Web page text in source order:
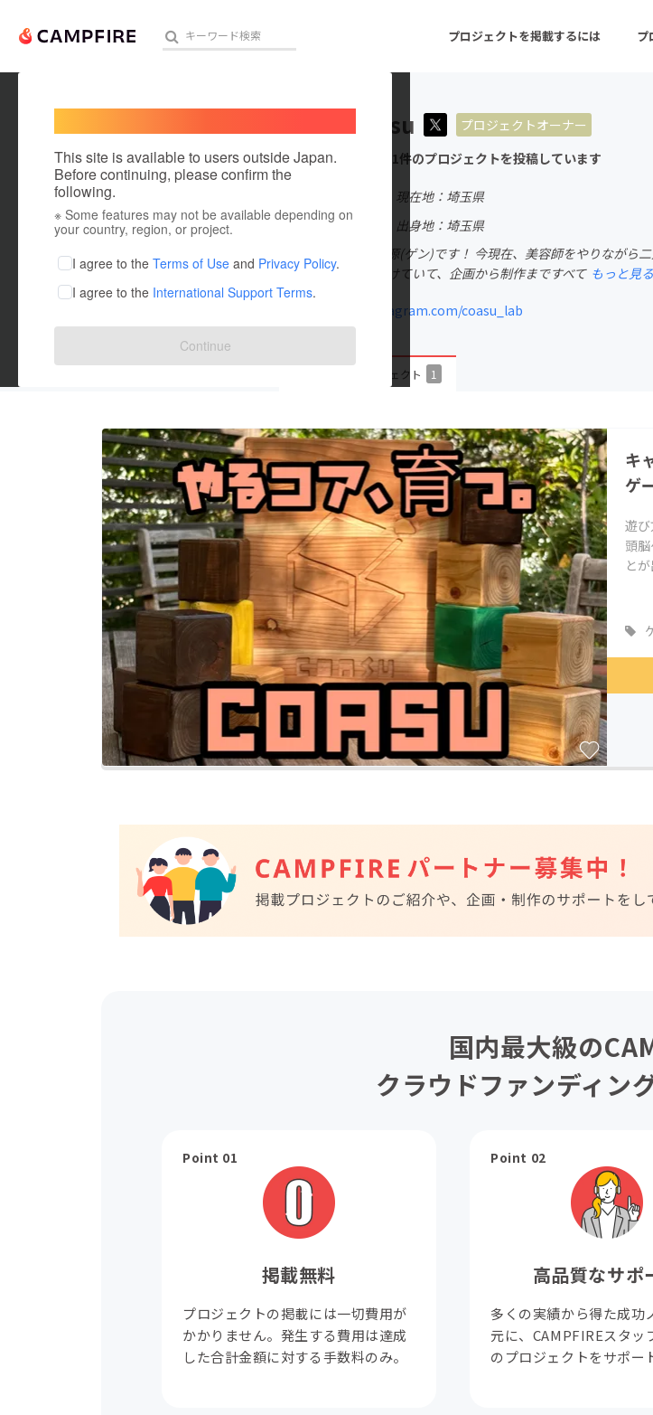
プロジェクトを掲載するには プ
人気のプロジェクト 注目のリターン 注目の新着プロジェクト
アート・写真 音楽
テクノロジー・ガジェット
ゲーム・サービス開発
映像・映画
ビジネス・起業
まちづくり・地域活性化
CAMPFIRE for Social Good
CAMPFIREふるさと納税
This site is available to users outside Japan.
Before continuing, please confirm the
following.
※ Some features may not be available depending on
your country, region, or project.
I agree to the Terms of Use and Privacy Policy.
I agree to the International Support Terms.
Continue
Gencoasu
プロジェクトオーナー
これまでに1件のプロジェクトを投稿しています
現在地：埼玉県
出身国：日本
出身地：埼玉県
はじめまして源(ゲン)です！ 今現在、美容師をやりなが
ゲームを手掛けていて、企画から制作まですべて もっと見る
www.instagram.com/coasu_lab
プロジェクト 1
キ
ゲ
遊
頭
と
国内最大級の
クラウドファンディン
Point 01
掲載無料
プロジェクトの掲載には一切費用が
かかりません。発生する費用は達成
した合計金額に対する手数料のみ。
Point 02
高品質なサポ
多くの実績から得た成功
元に、CAMPFIREスタッ
のプロジェクトをサポー